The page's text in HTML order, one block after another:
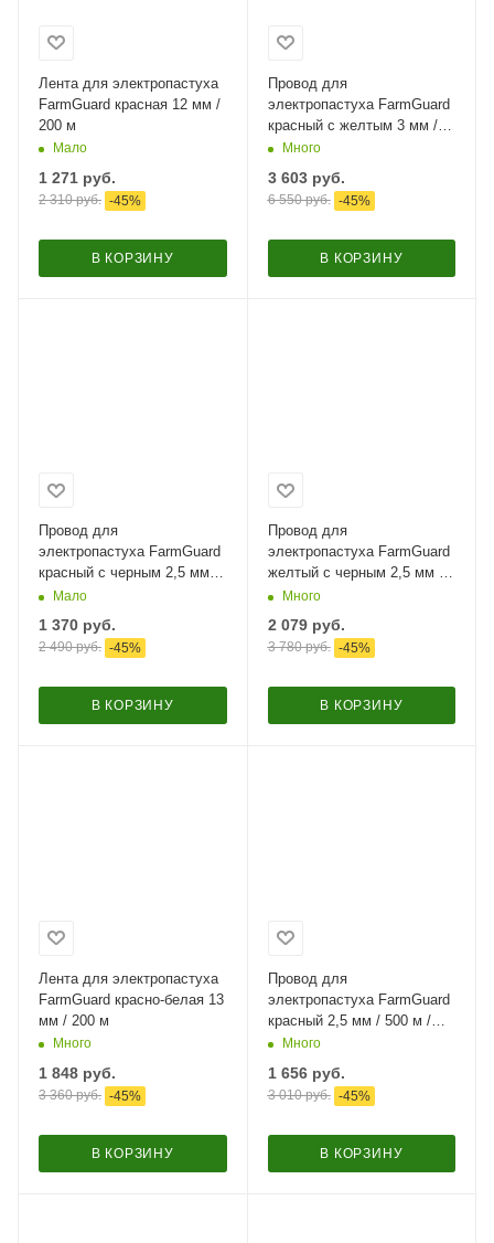
Лента для электропастуха
FarmGuard красная 12 мм /
200 м
Мало
1 271 руб.
2 310руб. -45%
В КОРЗИНУ
Провод для
электропастуха FarmGuard
красный с желтым 3 мм /
1000 м / 3x0,2 мм
Много
3 603руб.
6 550руб. -45%
В КОРЗИНУ
Провод для
электропастуха FarmGuard
красный с черным 2,5 мм /
500 м / 3х0,16 мм
Мало
1 370 руб.
2 490руб. -45%
В КОРЗИНУ
Провод для
электропастуха FarmGuard
желтый с черным 2,5 мм /
500 м / 6х0,2 мм SS
Много
2 079руб.
3 780руб. -45%
В КОРЗИНУ
Лента для электропастуха
FarmGuard красно-белая 13
мм / 200 м
Много
1 848 руб.
3 360руб. -45%
В КОРЗИНУ
Провод для
электропастуха FarmGuard
красный 2,5 мм / 500 м /
6х0,16 мм
Много
1 656руб.
3 010руб. -45%
В КОРЗИНУ